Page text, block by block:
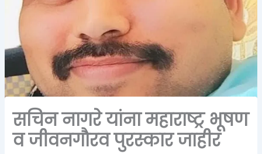
सचिन नागरे यांना महाराष्ट्र भूषण
व जीवनगौरव पुरस्कार जाहीर